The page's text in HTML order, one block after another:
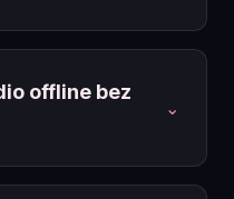
offline bez
⌄